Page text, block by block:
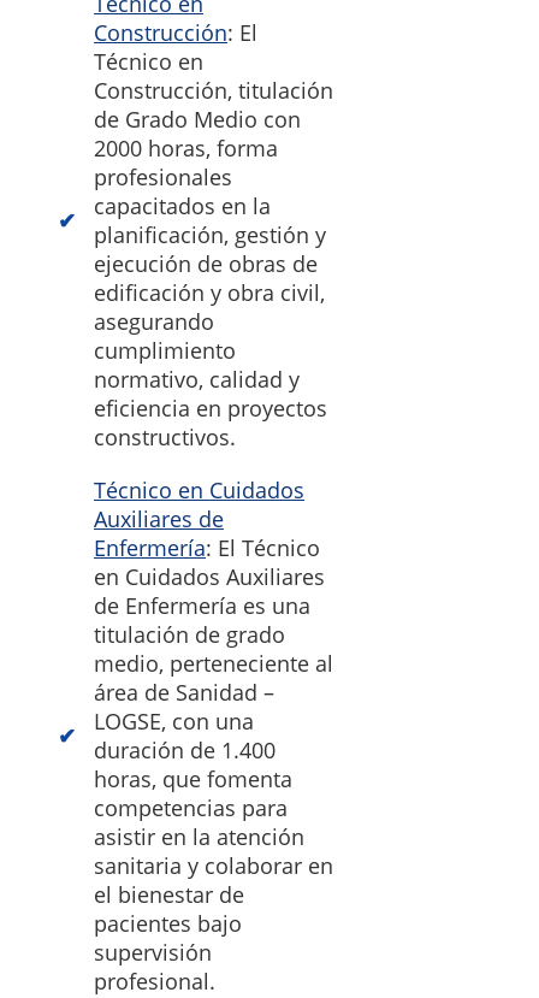
Construcción: El
Técnico en
Construcción, titulación
de Grado Medio con
2000 horas, forma
profesionales
capacitados en la
planificación, gestión y
ejecución de obras de
edificación y obra civil,
asegurando
cumplimiento
normativo, calidad y
eficiencia en proyectos
constructivos.
Técnico en Cuidados
Auxiliares de
Enfermería: El Técnico
en Cuidados Auxiliares
de Enfermería es una
titulación de grado
medio, perteneciente al
área de Sanidad –
LOGSE, con una
duración de 1.400
horas, que fomenta
competencias para
asistir en la atención
sanitaria y colaborar en
el bienestar de
pacientes bajo
supervisión
profesional.